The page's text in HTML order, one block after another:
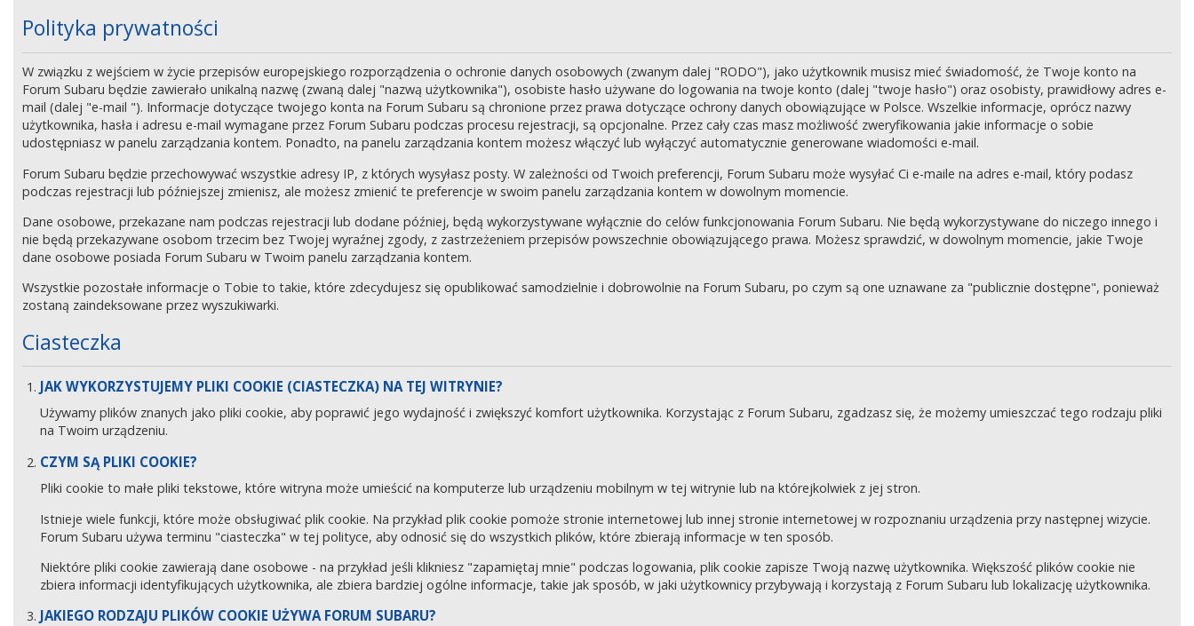
Polityka prywatności
W związku z wejściem w życie przepisów europejskiego rozporządzenia o ochronie danych osobowych (zwanym dalej "RODO"), jako użytkownik musisz mieć świadomość, że Twoje konto na
Forum Subaru będzie zawierało unikalną nazwę (zwaną dalej "nazwą użytkownika"), osobiste hasło używane do logowania na twoje konto (dalej "twoje hasło") oraz osobisty, prawidłowy adres e-
mail (dalej "e-mail "). Informacje dotyczące twojego konta na Forum Subaru są chronione przez prawa dotyczące ochrony danych obowiązujące w Polsce. Wszelkie informacje, oprócz nazwy
użytkownika, hasła i adresu e-mail wymagane przez Forum Subaru podczas procesu rejestracji, są opcjonalne. Przez cały czas masz możliwość zweryfikowania jakie informacje o sobie
udostępniasz w panelu zarządzania kontem. Ponadto, na panelu zarządzania kontem możesz włączyć lub wyłączyć automatycznie generowane wiadomości e-mail.
Forum Subaru będzie przechowywać wszystkie adresy IP, z których wysyłasz posty. W zależności od Twoich preferencji, Forum Subaru może wysyłać Ci e-maile na adres e-mail, który podasz
podczas rejestracji lub późniejszej zmienisz, ale możesz zmienić te preferencje w swoim panelu zarządzania kontem w dowolnym momencie.
Dane osobowe, przekazane nam podczas rejestracji lub dodane później, będą wykorzystywane wyłącznie do celów funkcjonowania Forum Subaru. Nie będą wykorzystywane do niczego innego i
nie będą przekazywane osobom trzecim bez Twojej wyraźnej zgody, z zastrzeżeniem przepisów powszechnie obowiązującego prawa. Możesz sprawdzić, w dowolnym momencie, jakie Twoje
dane osobowe posiada Forum Subaru w Twoim panelu zarządzania kontem.
Wszystkie pozostałe informacje o Tobie to takie, które zdecydujesz się opublikować samodzielnie i dobrowolnie na Forum Subaru, po czym są one uznawane za "publicznie dostępne", ponieważ
zostaną zaindeksowane przez wyszukiwarki.
Ciasteczka
JAK WYKORZYSTUJEMY PLIKI COOKIE (CIASTECZKA) NA TEJ WITRYNIE?
Używamy plików znanych jako pliki cookie, aby poprawić jego wydajność i zwiększyć komfort użytkownika. Korzystając z Forum Subaru, zgadzasz się, że możemy umieszczać tego rodzaju pliki
na Twoim urządzeniu.
CZYM SĄ PLIKI COOKIE?
Pliki cookie to małe pliki tekstowe, które witryna może umieścić na komputerze lub urządzeniu mobilnym w tej witrynie lub na którejkolwiek z jej stron.
Istnieje wiele funkcji, które może obsługiwać plik cookie. Na przykład plik cookie pomoże stronie internetowej lub innej stronie internetowej w rozpoznaniu urządzenia przy następnej wizycie.
Forum Subaru używa terminu "ciasteczka" w tej polityce, aby odnosić się do wszystkich plików, które zbierają informacje w ten sposób.
Niektóre pliki cookie zawierają dane osobowe - na przykład jeśli klikniesz "zapamiętaj mnie" podczas logowania, plik cookie zapisze Twoją nazwę użytkownika. Większość plików cookie nie
zbiera informacji identyfikujących użytkownika, ale zbiera bardziej ogólne informacje, takie jak sposób, w jaki użytkownicy przybywają i korzystają z Forum Subaru lub lokalizację użytkownika.
JAKIEGO RODZAJU PLIKÓW COOKIE UŻYWA FORUM SUBARU?